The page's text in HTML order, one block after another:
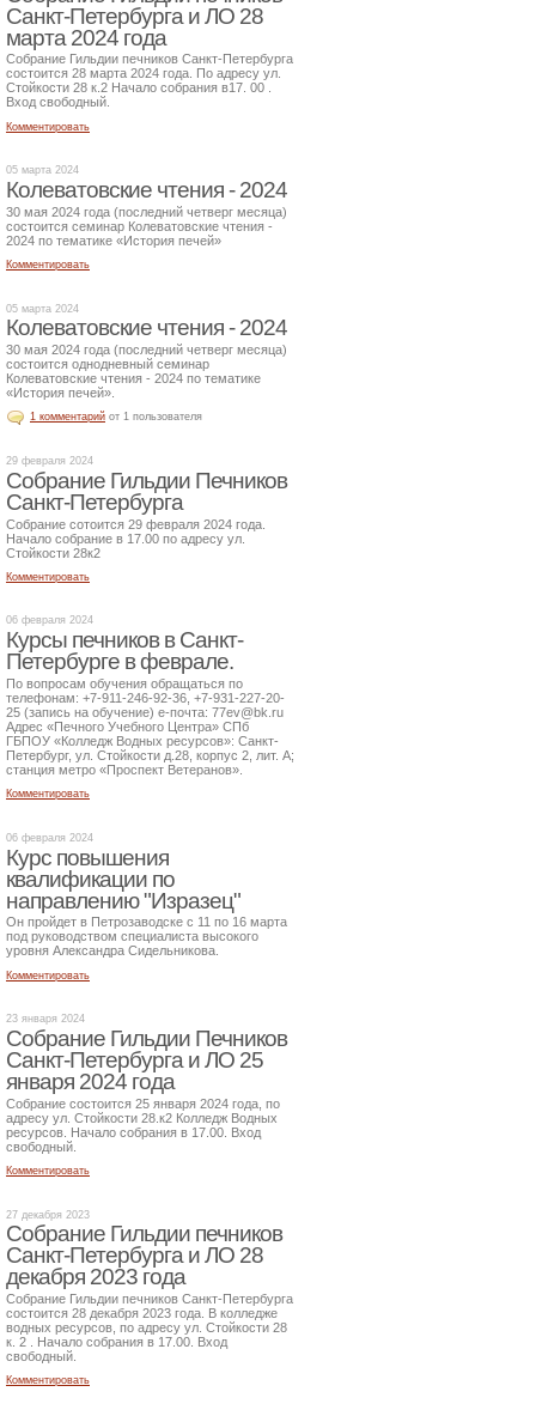
Санкт-Петербурга и ЛО 28
марта 2024 года
Собрание Гильдии печников Санкт-Петербурга
состоится 28 марта 2024 года. По адресу ул.
Стойкости 28 к.2 Начало собрания в17. 00 .
Вход свободный.
Комментировать
05 марта 2024
Колеватовские чтения - 2024
30 мая 2024 года (последний четверг месяца)
состоится семинар Колеватовские чтения -
2024 по тематике «История печей»
Комментировать
05 марта 2024
Колеватовские чтения - 2024
30 мая 2024 года (последний четверг месяца)
состоится однодневный семинар
Колеватовские чтения - 2024 по тематике
«История печей».
1 комментарий от 1 пользователя
29 февраля 2024
Собрание Гильдии Печников
Санкт-Петербурга
Собрание сотоится 29 февраля 2024 года.
Начало собрание в 17.00 по адресу ул.
Стойкости 28к2
Комментировать
06 февраля 2024
Курсы печников в Санкт-
Петербурге в феврале.
По вопросам обучения обращаться по
телефонам: +7-911-246-92-36, +7-931-227-20-
25 (запись на обучение) е-почта: 77ev@bk.ru
Адрес «Печного Учебного Центра» СПб
ГБПОУ «Колледж Водных ресурсов»: Санкт-
Петербург, ул. Стойкости д.28, корпус 2, лит. А;
станция метро «Проспект Ветеранов».
Комментировать
06 февраля 2024
Курс повышения
квалификации по
направлению "Изразец"
Он пройдет в Петрозаводске с 11 по 16 марта
под руководством специалиста высокого
уровня Александра Сидельникова.
Комментировать
23 января 2024
Собрание Гильдии Печников
Санкт-Петербурга и ЛО 25
января 2024 года
Собрание состоится 25 января 2024 года, по
адресу ул. Стойкости 28.к2 Колледж Водных
ресурсов. Начало собрания в 17.00. Вход
свободный.
Комментировать
27 декабря 2023
Собрание Гильдии печников
Санкт-Петербурга и ЛО 28
декабря 2023 года
Собрание Гильдии печников Санкт-Петербурга
состоится 28 декабря 2023 года. В колледже
водных ресурсов, по адресу ул. Стойкости 28
к. 2 . Начало собрания в 17.00. Вход
свободный.
Комментировать